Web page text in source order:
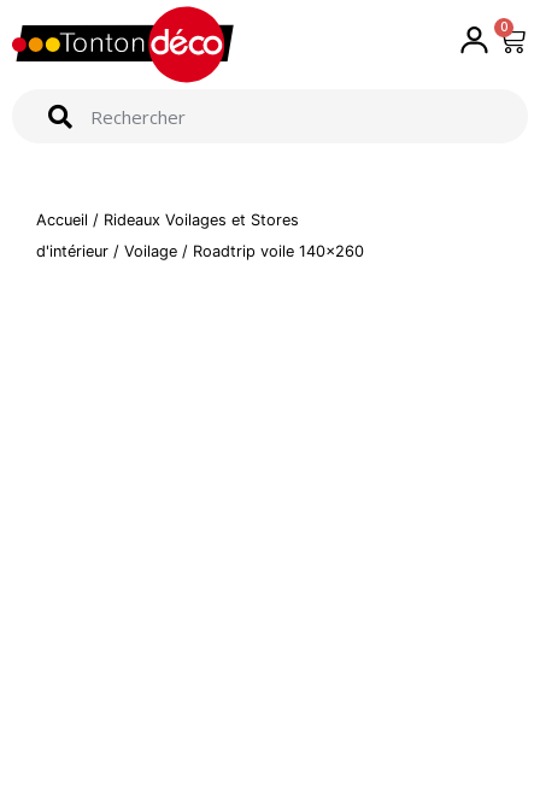
0
Accueil / Rideaux Voilages et Stores
d'intérieur / Voilage / Roadtrip voile 140×260